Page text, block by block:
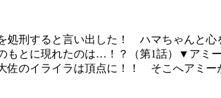
刑すると言い出した！ ハマちゃんと心
とに現れたのは…！？（第1話）▼アミ
のイライラは頂点に！！ そこへアミ